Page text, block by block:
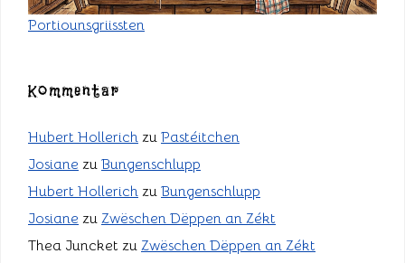
Portiounsgriissten
Kommentar
Hubert Hollerich zu Pastéitchen
Josiane zu Bungenschlupp
Hubert Hollerich zu Bungenschlupp
Josiane zu Zwëschen Dëppen an Zékt
Thea Juncket zu Zwëschen Dëppen an Zékt